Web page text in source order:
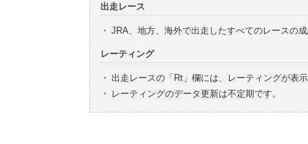
出走レース
・ JRA、地方、海外で出走したすべてのレースの
レーティング
・ 出走レースの「Rt」欄には、レーティングが表
・
レーティングのデータ更新は不定期です。